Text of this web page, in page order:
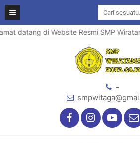
datang di Website Resmi SMP
-